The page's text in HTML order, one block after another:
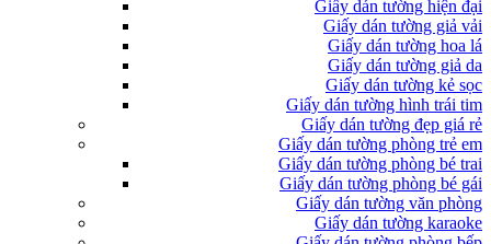
Giấy dán tường hiện đại
Giấy dán tường giả vải
Giấy dán tường hoa lá
Giấy dán tường giả da
Giấy dán tường kẻ sọc
Giấy dán tường hình trái tim
Giấy dán tường đẹp giá rẻ
Giấy dán tường phòng trẻ em
Giấy dán tường phòng bé trai
Giấy dán tường phòng bé gái
Giấy dán tường văn phòng
Giấy dán tường karaoke